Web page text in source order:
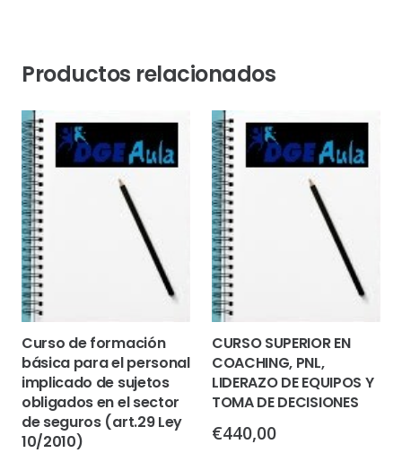
Productos relacionados
Curso de formación
básica para el personal
implicado de sujetos
obligados en el sector
de seguros (art.29 Ley
10/2010)
CURSO SUPERIOR EN
COACHING, PNL,
LIDERAZO DE EQUIPOS Y
TOMA DE DECISIONES
€440,00